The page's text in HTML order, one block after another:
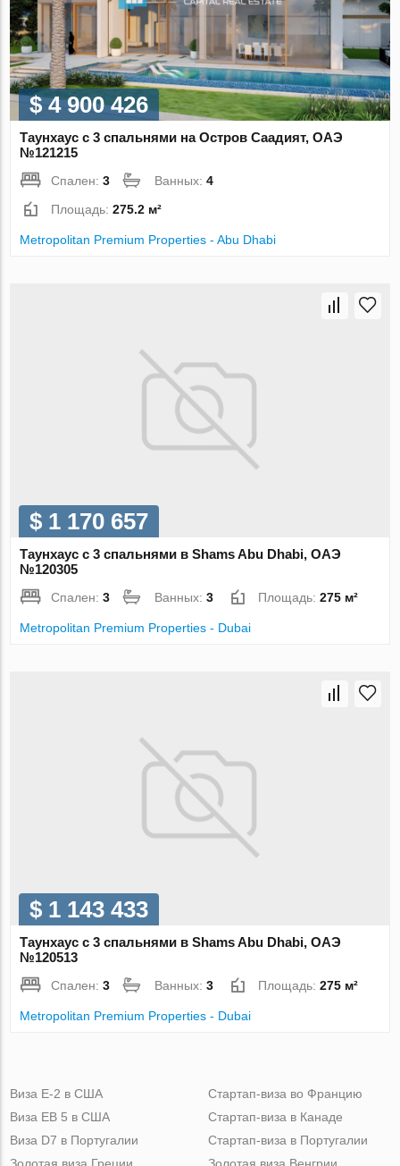
$ 4 900 426
Таунхаус с 3 спальнями на Остров Саадият, ОАЭ
№121215
Спален:3 Ванных:4
Площадь:275.2 м²
Metropolitan Premium Properties - Abu Dhabi
$ 1 170 657
Таунхаус с 3 спальнями в Shams Abu Dhabi, ОАЭ
№120305
Спален:3 Ванных:3 Площадь:275 м²
Metropolitan Premium Properties - Dubai
$ 1 143 433
Таунхаус с 3 спальнями в Shams Abu Dhabi, ОАЭ
№120513
Спален:3 Ванных:3 Площадь:275 м²
Metropolitan Premium Properties - Dubai
Виза Е-2 в США
Виза ЕВ 5 в США
Виза D7 в Португалии
Золотая виза Греции
Стартап-виза во Францию
Стартап-виза в Канаде
Стартап-виза в Португалии
Золотая виза Венгрии